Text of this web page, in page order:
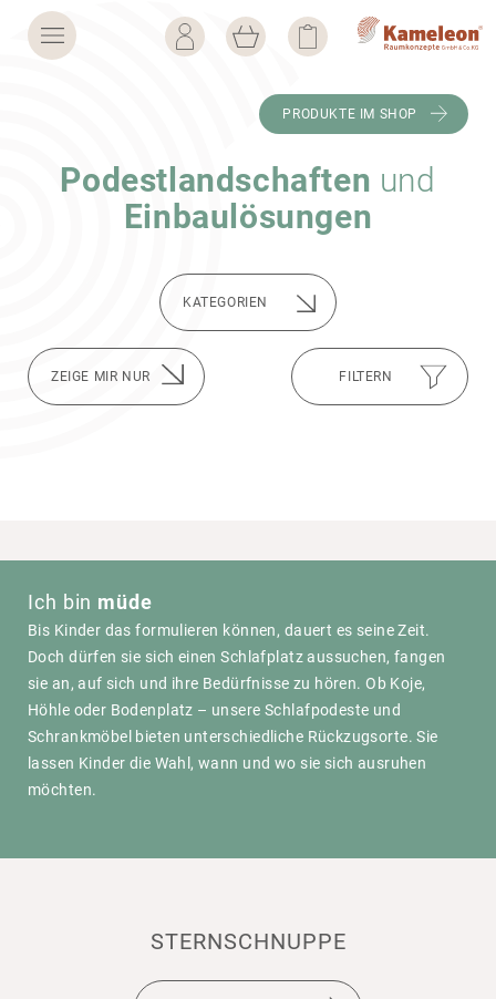
PRODUKTE IM SHOP
Podest­land­schaften und
Einbau­lö­sungen
KATE­GO­RIEN
FILTERN
Ich bin müde
Bis Kinder das formu­lieren können, dauert es seine Zeit.
Doch dürfen sie sich einen Schlaf­platz aussu­chen, fangen
sie an, auf sich und ihre Bedürf­nisse zu hören. Ob Koje,
Höhle oder Boden­platz – unsere Schlaf­po­deste und
Schrank­möbel bieten unter­schied­liche Rück­zugs­orte. Sie
lassen Kinder die Wahl, wann und wo sie sich ausruhen
möchten.
STERN­SCHNUPPE